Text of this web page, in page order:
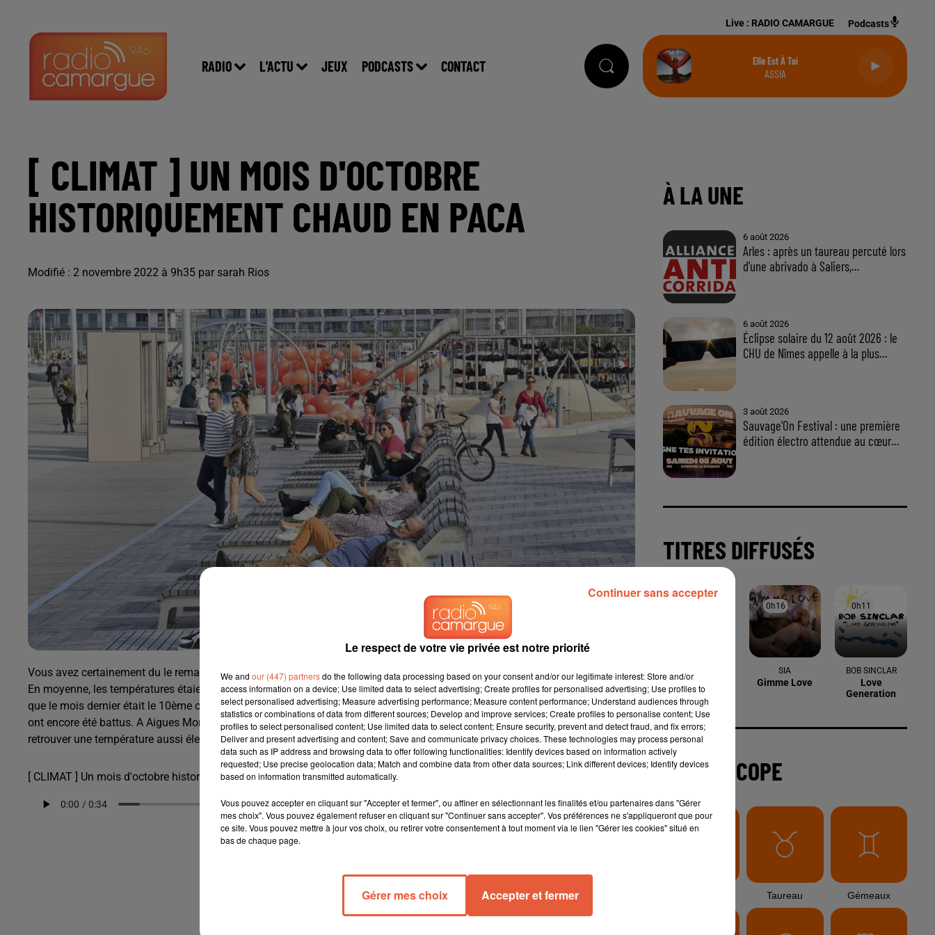
RADIO L'ACTU JEUX PODCASTS CONTACT
Live : RADIO CAMARGUE Podcasts
Elle Est À Toi
ASSIA
[ CLIMAT ] UN MOIS D'OCTOBRE
HISTORIQUEMENT CHAUD EN PACA
Modifié : 2 novembre 2022 à 9h35 par sarah Rios
Vous avez certainement du le remarquer ... Il n’a jamais fait aussi chaud en Provence Alpes Côte d’Azur un mois d’octobre.
En moyenne, les températures étaient 3,3 degrés au-dessus de la normale le mois dernier. A la station météo d’Istres, on note
que le mois dernier était le 10ème consécutif a être au dessus des moyennes de saison. Hier encore, des records de chaleur
ont encore été battus. A Aigues Mortes par exemple, le mercure a atteint les 24,5 degrés. Il fallait remonter à 1970 pour
retrouver une température aussi élevée. A Salon, 24,2, le précédent record datait de 1984.
[ CLIMAT ] Un mois d'octobre historiquement chaud en PACA
6 août 2026
Arles : après un taureau percuté lors
d'une abrivado à Saliers,...
CHU de Nîmes appelle à la plus...
Sauvage'On Festival : une première
édition électro attendue au cœur...
Le respect de votre vie privée est notre priorité
We and our (447) partnersdo the following data processing based on your consent and/or our legitimate interest: Store and/or
access information on a device; Use limited data to select advertising; Create profiles for personalised advertising; Use profiles to
select personalised advertising; Measure advertising performance; Measure content performance; Understand audiences through
statistics or combinations of data from different sources; Develop and improve services; Create profiles to personalise content; Use
profiles to select personalised content; Use limited data to select content; Ensure security, prevent and detect fraud, and fix errors;
Deliver and present advertising and content; Save and communicate privacy choices. These technologies may process personal
data such as IP address and browsing data to offer following functionalities: Identify devices based on information actively
requested; Use precise geolocation data; Match and combine data from other data sources; Link different devices; Identify devices
based on information transmitted automatically.
Vous pouvez accepter en cliquant sur "Accepter et fermer", ou affiner en sélectionnant les finalités et/ou partenaires dans "Gérer
mes choix". Vous pouvez également refuser en cliquant sur "Continuer sans accepter". Vos préférences ne s'appliqueront que pour
ce site. Vous pouvez mettre à jour vos choix, ou retirer votre consentement à tout moment via le lien "Gérer les cookies" situé en
bas de chaque page.
Gérer mes choix Accepter et fermer
Continuer sans accepter